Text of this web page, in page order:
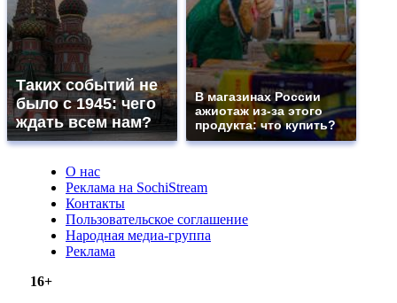
Таких событий не
было с 1945: чего
ждать всем нам?
В магазинах России
ажиотаж из-за этого
продукта: что купить?
О нас
Реклама на SochiStream
Контакты
Пользовательское соглашение
Народная медиа-группа
Реклама
16+